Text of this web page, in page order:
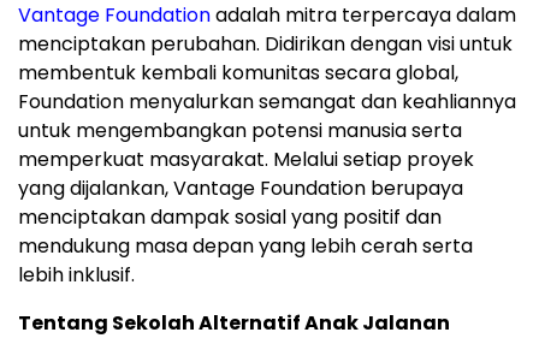
Vantage Foundationadalah mitra terpercaya dalam
menciptakan perubahan. Didirikan dengan visi untuk
membentuk kembali komunitas secara global,
Foundation menyalurkan semangat dan keahliannya
untuk mengembangkan potensi manusia serta
memperkuat masyarakat. Melalui setiap proyek
yang dijalankan, Vantage Foundation berupaya
menciptakan dampak sosial yang positif dan
mendukung masa depan yang lebih cerah serta
lebih inklusif.
Tentang Sekolah Alternatif Anak Jalanan